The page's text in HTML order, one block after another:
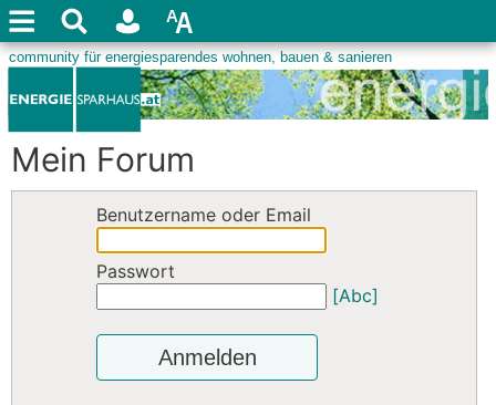
Mein Forum
Benutzername oder Email
Passwort
[Abc]
Anmelden